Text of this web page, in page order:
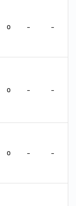
0 - -
0 - -
0 - -